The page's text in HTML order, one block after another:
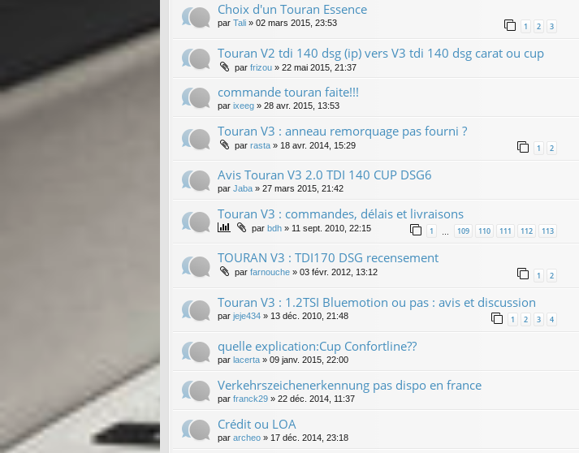
Choix d'un Touran Essence
par Tali » 02 mars 2015, 23:53 1 2 3
Touran V2 tdi 140 dsg (ip) vers V3 tdi 140 dsg carat ou cup
par frizou » 22 mai 2015, 21:37
commande touran faite!!!
par ixeeg » 28 avr. 2015, 13:53
Touran V3 : anneau remorquage pas fourni ?
par rasta » 18 avr. 2014, 15:29 1 2
Avis Touran V3 2.0 TDI 140 CUP DSG6
par Jaba » 27 mars 2015, 21:42
Touran V3 : commandes, délais et livraisons
par bdh » 11 sept. 2010, 22:15 1 … 109 110 111 112 113
TOURAN V3 : TDI170 DSG recensement
par farnouche » 03 févr. 2012, 13:12 1 2
Touran V3 : 1.2TSI Bluemotion ou pas : avis et discussion
par jeje434 » 13 déc. 2010, 21:48 1 2 3 4
quelle explication:Cup Confortline??
par lacerta » 09 janv. 2015, 22:00
Verkehrszeichenerkennung pas dispo en france
par franck29 » 22 déc. 2014, 11:37
Crédit ou LOA
par archeo » 17 déc. 2014, 23:18